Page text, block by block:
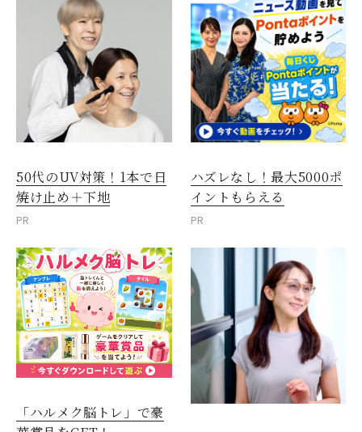
50代のUV対策！1本で日
焼け止め＋下地
PR
ハズレなし！最大5000ポ
イントもらえる
PR
「ハルメク脳トレ」で豪